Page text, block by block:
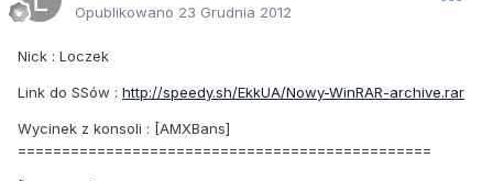
Opublikowano 23 Grudnia 2012
Nick : Loczek
Link do SSów : http://speedy.sh/EkkUA/Nowy-WinRAR-archive.rar
Wycinek z konsoli : [AMXBans]
===============================================